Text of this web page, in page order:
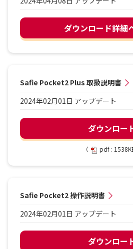
ダウンロード詳細
Safie Pocket2 Plus 取扱説明書
2024年02月01日 アップデート
ダウンロー
（ pdf :
Safie Pocket2 操作説明書
2024年02月01日 アップデート
ダウンロー